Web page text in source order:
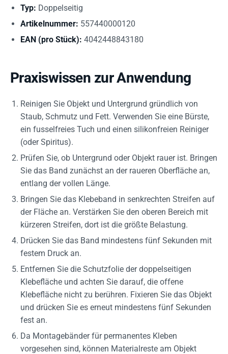
Typ: Doppelseitig
Artikelnummer: 557440000120
EAN (pro Stück): 4042448843180
Praxiswissen zur Anwendung
Reinigen Sie Objekt und Untergrund gründlich von
Staub, Schmutz und Fett. Verwenden Sie eine Bürste,
ein fusselfreies Tuch und einen silikonfreien Reiniger
(oder Spiritus).
Prüfen Sie, ob Untergrund oder Objekt rauer ist. Bringen
Sie das Band zunächst an der raueren Oberfläche an,
entlang der vollen Länge.
Bringen Sie das Klebeband in senkrechten Streifen auf
der Fläche an. Verstärken Sie den oberen Bereich mit
kürzeren Streifen, dort ist die größte Belastung.
Drücken Sie das Band mindestens fünf Sekunden mit
festem Druck an.
Entfernen Sie die Schutzfolie der doppelseitigen
Klebefläche und achten Sie darauf, die offene
Klebefläche nicht zu berühren. Fixieren Sie das Objekt
und drücken Sie es erneut mindestens fünf Sekunden
fest an.
Da Montagebänder für permanentes Kleben
vorgesehen sind, können Materialreste am Objekt